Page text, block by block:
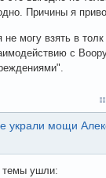
Причины я
не могу взять в
с
украли мощи
темы ушли: